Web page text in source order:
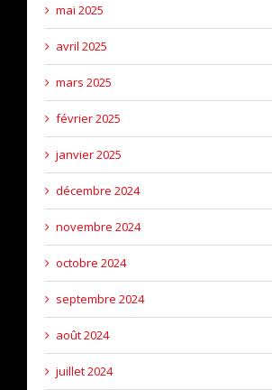
mai 2025
avril 2025
mars 2025
février 2025
janvier 2025
décembre 2024
novembre 2024
octobre 2024
septembre 2024
août 2024
juillet 2024